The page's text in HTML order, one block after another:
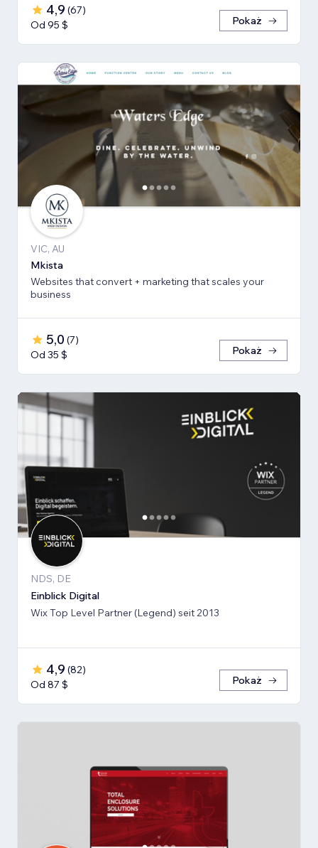
4,9 (67)
Od 95 $
Pokaż
VIC, AU
Mkista
Websites that convert + marketing that scales your
business
5,0 (7)
Od 35 $
Pokaż
NDS, DE
Einblick Digital
Wix Top Level Partner (Legend) seit 2013
4,9 (82)
Od 87 $
Pokaż